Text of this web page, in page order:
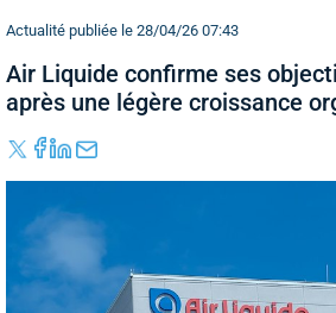
Actualité publiée le 28/04/26 07:43
Air Liquide confirme ses
après une légère croissance